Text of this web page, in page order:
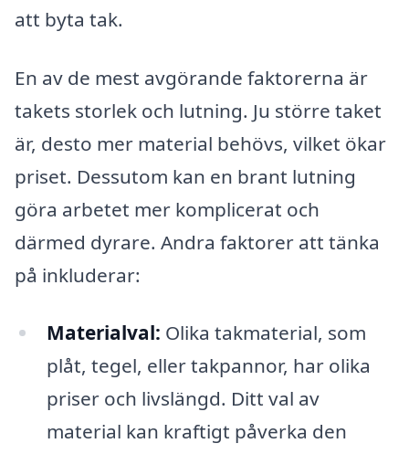
att byta tak.
En av de mest avgörande faktorerna är
takets storlek och lutning. Ju större taket
är, desto mer material behövs, vilket ökar
priset. Dessutom kan en brant lutning
göra arbetet mer komplicerat och
därmed dyrare. Andra faktorer att tänka
på inkluderar:
Materialval: Olika takmaterial, som
plåt, tegel, eller takpannor, har olika
priser och livslängd. Ditt val av
material kan kraftigt påverka den